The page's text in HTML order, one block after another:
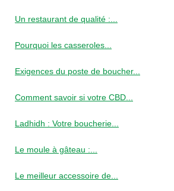
Un restaurant de qualité :...
Pourquoi les casseroles...
Exigences du poste de boucher...
Comment savoir si votre CBD...
Ladhidh : Votre boucherie...
Le moule à gâteau :...
Le meilleur accessoire de...